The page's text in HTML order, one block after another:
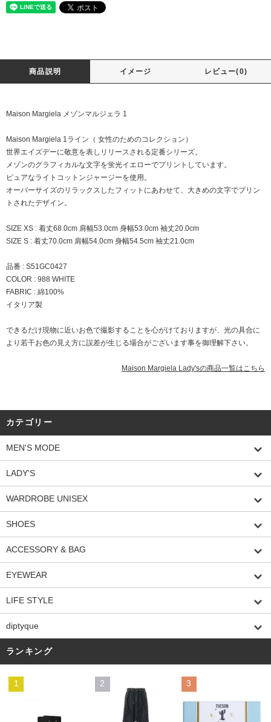
商品説明 イメージ レビュー(0)
Maison Margiela メゾンマルジェラ 1
Maison Margiela 1ライン（ 女性のためのコレクション）
世界エイズデーに敬意を表しリリースされる定番シリーズ。
メゾンのグラフィカルな文字を蛍光イエローでプリントしています。
ピュアなライトコットンジャージーを使用。
オーバーサイズのリラックスしたフィットにあわせて、大きめの文字でプリン
トされたデザイン。
SIZE XS : 着丈68.0cm 肩幅53.0cm 身幅53.0cm 袖丈20.0cm
SIZE S : 着丈70.0cm 肩幅54.0cm 身幅54.5cm 袖丈21.0cm
品番 : S51GC0427
COLOR : 988 WHITE
FABRIC : 綿100%
イタリア製
できるだけ現物に近いお色で撮影することを心がけておりますが、光の具合に
より若干お色の見え方に誤差が生じる場合がございます事を御理解下さい。
Maison Margiela Lady'sの商品一覧はこちら
カテゴリー
MEN'S MODE
LADY'S
WARDROBE UNISEX
SHOES
ACCESSORY & BAG
EYEWEAR
LIFE STYLE
diptyque
ランキング
1 2 3